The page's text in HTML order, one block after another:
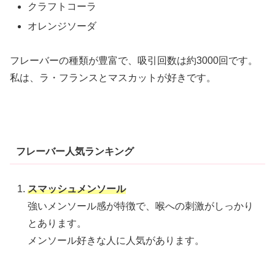
クラフトコーラ
オレンジソーダ
フレーバーの種類が豊富で、吸引回数は約3000回です。
私は、ラ・フランスとマスカットが好きです。
フレーバー人気ランキング
スマッシュメンソール
強いメンソール感が特徴で、喉への刺激がしっかり
とあります。
メンソール好きな人に人気があります。